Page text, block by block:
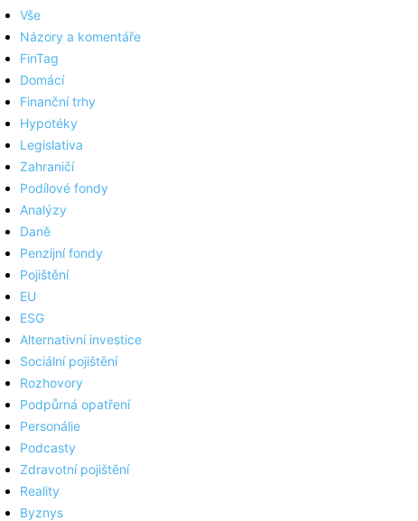
Vše
Názory a komentáře
FinTag
Domácí
Finanční trhy
Hypotéky
Legislativa
Zahraničí
Podílové fondy
Analýzy
Daně
Penzijní fondy
Pojištění
EU
ESG
Alternativní investice
Sociální pojištění
Rozhovory
Podpůrná opatření
Personálie
Podcasty
Zdravotní pojištění
Reality
Byznys